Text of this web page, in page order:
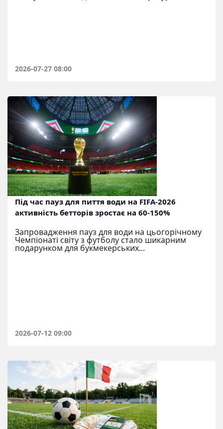
2026-07-27 08:00
Під час пауз для пиття води на FIFA-2026
активність бетторів зростає на 60-150%
Запровадження пауз для води на цьогорічному
Чемпіонаті світу з футболу стало шикарним
подарунком для букмекерських...
2026-07-12 09:00